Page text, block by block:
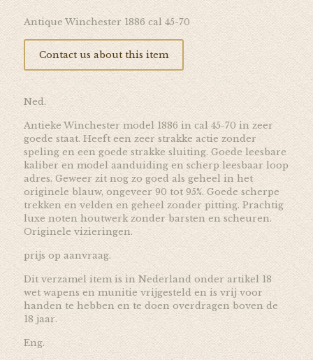
Antique Winchester 1886 cal 45-70
Contact us about this item
Ned.
Antieke Winchester model 1886 in cal 45-70 in zeer
goede staat. Heeft een zeer strakke actie zonder
speling en een goede strakke sluiting. Goede leesbare
kaliber en model aanduiding en scherp leesbaar loop
adres. Geweer zit nog zo goed als geheel in het
originele blauw, ongeveer 90 tot 95%. Goede scherpe
trekken en velden en geheel zonder pitting. Prachtig
luxe noten houtwerk zonder barsten en scheuren.
Originele vizieringen.
prijs op aanvraag.
Dit verzamel item is in Nederland onder artikel 18
wet wapens en munitie vrijgesteld en is vrij voor
handen te hebben en te doen overdragen boven de
18 jaar.
Eng.